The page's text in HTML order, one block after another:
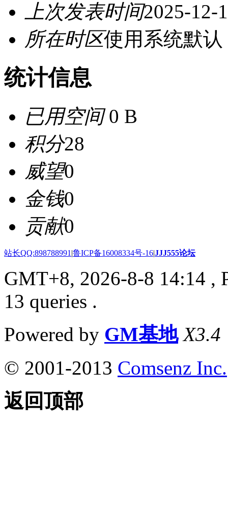
上次发表时间2025-12-
所在时区使用系统默认
统计信息
已用空间0 B
积分28
威望0
金钱0
贡献0
站长QQ:898788991 |鲁ICP备16008334号-16|JJJ555论坛
GMT+8, 2026-8-8 14:14 ,
13 queries .
Powered by GM基地 X3.4
© 2001-2013 Comsenz Inc.
返回顶部